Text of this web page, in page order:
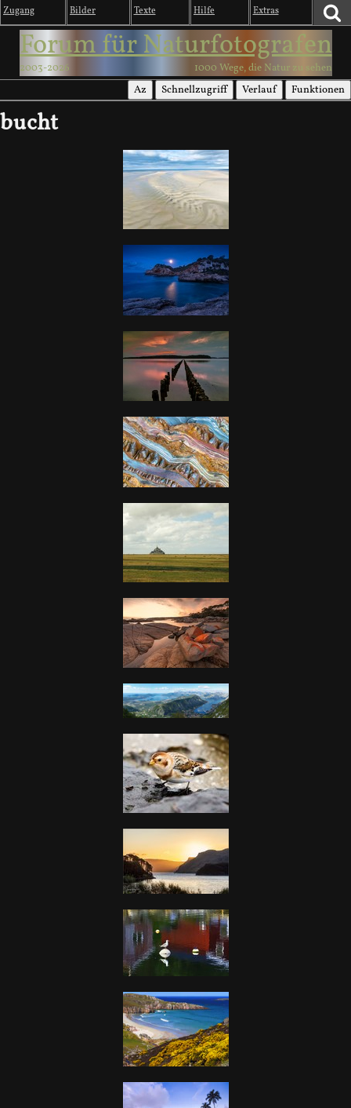
Zugang Bilder Texte Hilfe Extras
Forum für Naturfotografen
2003-2026 1000 Wege, die Natur zu sehen
Az Schnellzugriff Verlauf Funktionen
bucht